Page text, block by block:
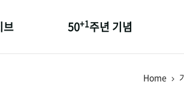
브 50+1주년 기념
Home